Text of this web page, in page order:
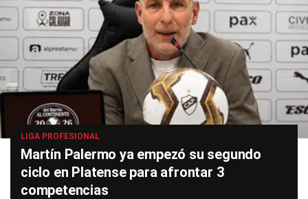
LIGA PROFESIONAL
Martín Palermo ya empezó su segundo
ciclo en Platense para afrontar 3
competencias